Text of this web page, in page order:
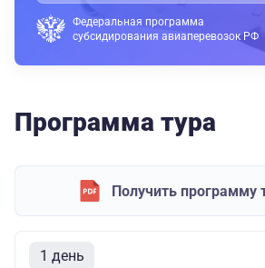
Федеральная программа
субсидирования авиаперевозок РФ
Программа тура
Получить программу
1 день